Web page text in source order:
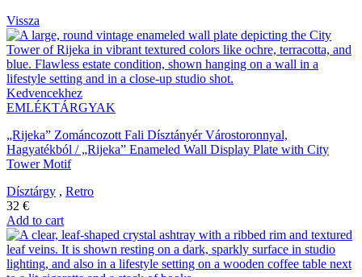
Vissza
Kedvencekhez
EMLÉKTÁRGYAK
„Rijeka” Zománcozott Fali Dísztányér Várostoronnyal,
Hagyatékból / „Rijeka” Enameled Wall Display Plate with City
Tower Motif
Dísztárgy , Retro
32 €
Add to cart